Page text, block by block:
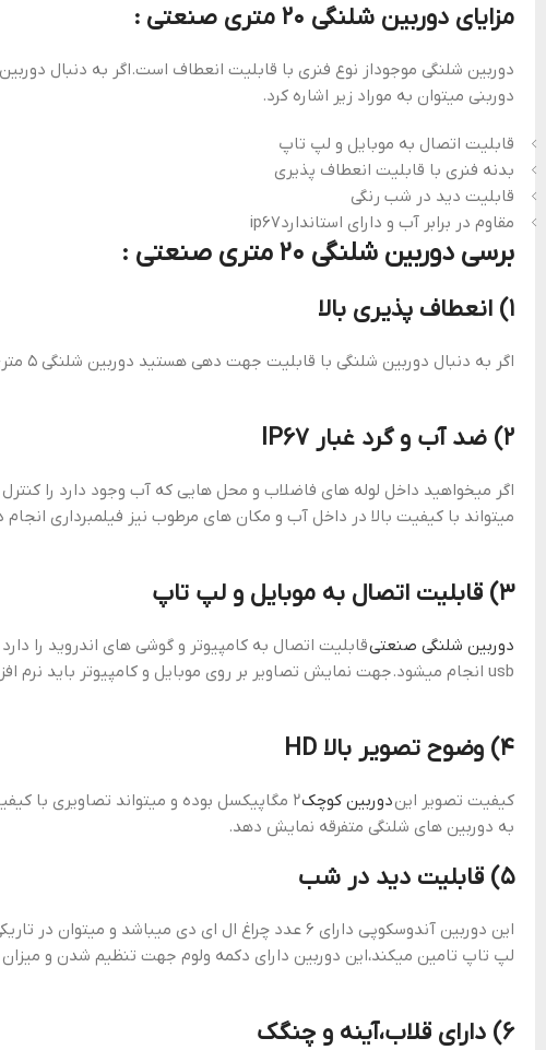
مزایای دوربین شلنگی 20 متری صنعتی :
دوربین شلنگی موجوداز نوع فنری با قابلیت انعطاف است.اگر به دنبال
دوربنی میتوان به موراد زیر اشاره کرد.
قابلیت اتصال به موبایل و لپ تاپ
بدنه فنری با قابلیت انعطاف پذیری
قابلیت دید در شب رنگی
مقاوم در برابر آب و دارای استانداردip67
برسی دوربین شلنگی 20 متری صنعتی :
۱) انعطاف پذیری بالا
اگر به دنبال دوربین شلنگی با قابلیت جهت دهی هستید دوربین شلنگی 5 متری صنعتی بدنه فنری و مقاوم دارد و میتواند داخل لوله و حفره بدون اینکه جمع شود حرکت کند.
2) ضد آب و گرد غبار IP67
میتواند با کیفیت بالا در داخل آب و مکان های مرطوب نیز فیلمبرداری انجام
۳) قابلیت اتصال به موبایل و لپ تاپ
دوربین شلنگی صنعتیقابلیت اتصال به کامپیوتر و گوشی های اندروید را
usb انجام میشود.جهت نمایش تصاویر بر روی موبایل و کامپیوتر باید نرم افزار usb camera دانلود شود و با اتصال به دوربین به موبایل و لپ تاپ تصویر نمایش داده میشود.
4) وضوح تصویر بالا HD
کیفیت تصویر ایندوربین کوچک
۲ مگاپیکسل بوده و میتواند تصاویری با
به دوربین های شلنگی متفرقه نمایش دهد.
۵) قابلیت دید در شب
این دوربین آندوسکوپی دارای ۶ عدد چراغ ال ای دی میباشد و میتوان در تاریکی مطلق تصاویری با کیفیت بالا را ثبت کنید.
لپ تاپ تامین میکند،این دوربین دارای دکمه ولوم جهت تنظیم شدن و میزان
۶) دارای قلاب،آینه و چنگک